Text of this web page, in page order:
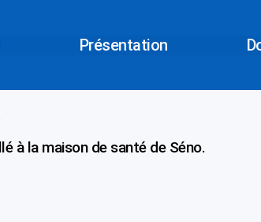
Présentation
à la maison de santé de Séno.